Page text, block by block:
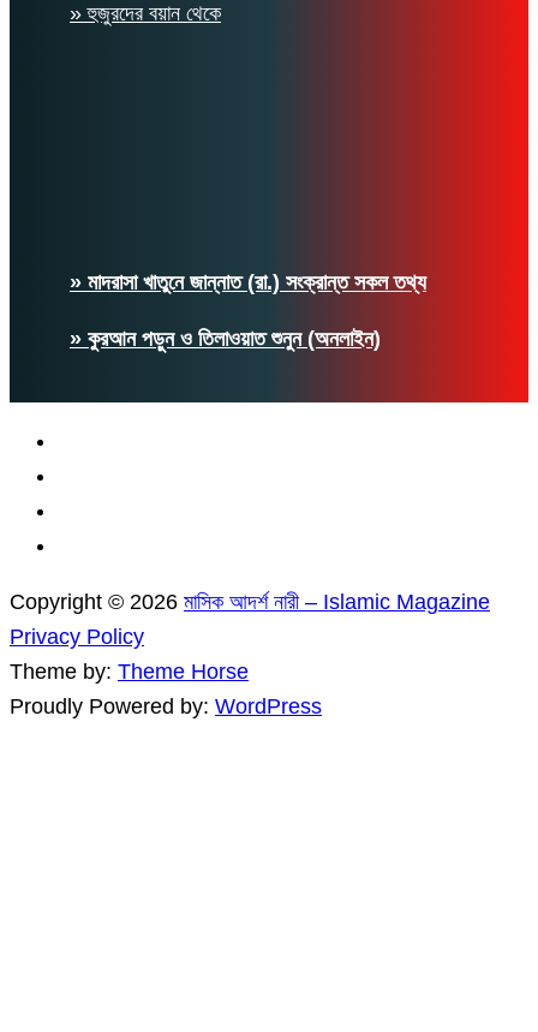
» হুজুরদের বয়ান থেকে
» মাদরাসা খাতুনে জান্নাত (রা.) সংক্রান্ত সকল তথ্য
» কুরআন পড়ুন ও তিলাওয়াত শুনুন (অনলাইন)
Copyright © 2026 মাসিক আদর্শ নারী – Islamic Magazine
Privacy Policy
Theme by: Theme Horse
Proudly Powered by: WordPress